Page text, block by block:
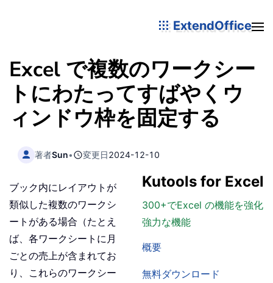
ExtendOffice
Excel で複数のワークシー
トにわたってすばやくウ
ィンドウ枠を固定する
著者Sun• 変更日2024-12-10
Kutools for Excel
300+でExcel の機能を強化
強力な機能
概要
無料ダウンロード
ブック内にレイアウトが
類似した複数のワークシ
ートがある場合（たとえ
ば、各ワークシートに月
ごとの売上が含まれてお
り、これらのワークシー